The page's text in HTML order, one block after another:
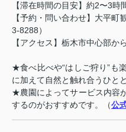
【滞在時間の目安】約2〜3時
【予約・問い合わせ】大平
3-8288）
【アクセス】栃木市中心部か
★食べ比べや“はしご狩り”も
に加えて自然と触れ合うひと
★農園によってサービス内容
するのがおすすめです。（公